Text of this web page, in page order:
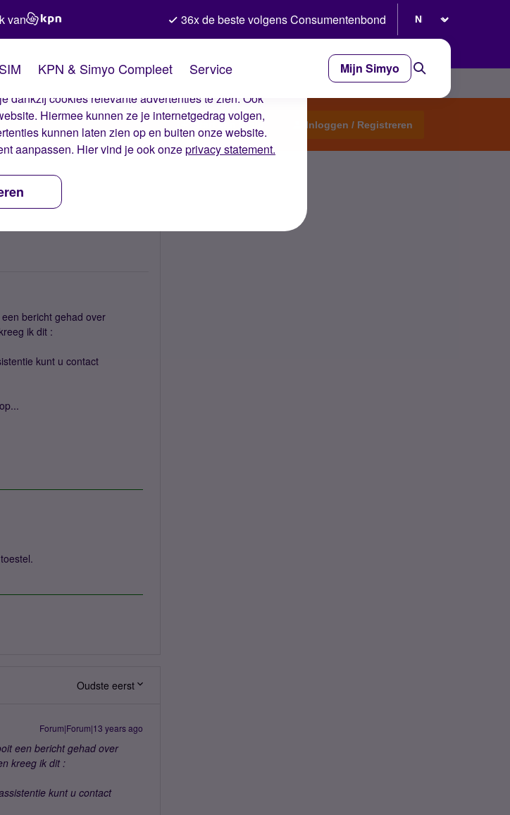
deze cookies zorgen wij ervoor dat je ervaring op de
dankzij cookies relevante advertenties te zien. Ook
Hiermee kunnen ze je internetgedrag volgen,
kunnen laten zien op en buiten onze website.
aanpassen. Hier vind je ook onzeprivacy statement.
van 36x de beste volgens Consumentenbond
KPN & Simyo Compleet Service Mijn Simyo
Start een topic Inloggen / Registreren
bericht gehad over
ik dit :
kunt u contact
Oudste eerst
Forum|Forum|13 years ago
een bericht gehad over
kreeg ik dit :
kunt u contact